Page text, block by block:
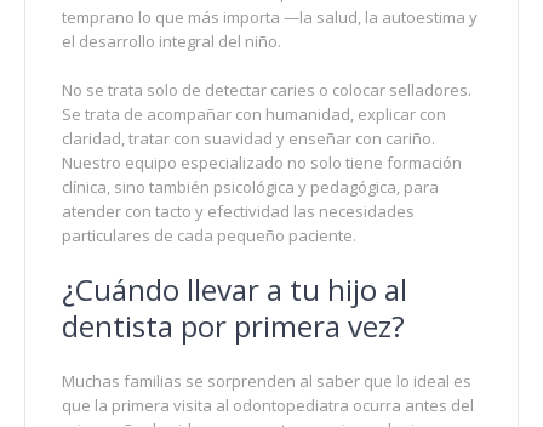
temprano lo que más importa —la salud, la autoestima y
el desarrollo integral del niño.
No se trata solo de detectar caries o colocar selladores.
Se trata de acompañar con humanidad, explicar con
claridad, tratar con suavidad y enseñar con cariño.
Nuestro equipo especializado no solo tiene formación
clínica, sino también psicológica y pedagógica, para
atender con tacto y efectividad las necesidades
particulares de cada pequeño paciente.
¿Cuándo llevar a tu hijo al
dentista por primera vez?
Muchas familias se sorprenden al saber que lo ideal es
que la primera visita al odontopediatra ocurra antes del